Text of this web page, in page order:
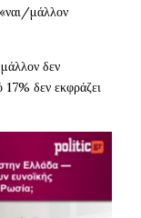
μάλλον
δεν
17% δεν εκφράζει